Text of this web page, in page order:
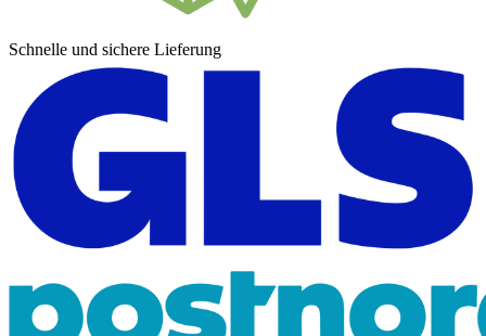
Schnelle und sichere Lieferung